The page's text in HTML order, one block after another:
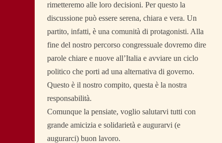
rimetteremo alle loro decisioni. Per questo la
discussione può essere serena, chiara e vera. Un
partito, infatti, è una comunità di protagonisti. Alla
fine del nostro percorso congressuale dovremo dire
parole chiare e nuove all’Italia e avviare un ciclo
politico che porti ad una alternativa di governo.
Questo è il nostro compito, questa è la nostra
responsabilità.
Comunque la pensiate, voglio salutarvi tutti con
grande amicizia e solidarietà e augurarvi (e
augurarci) buon lavoro.